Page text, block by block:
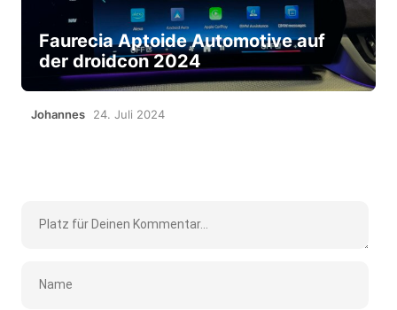
Faurecia Aptoide Automotive auf
der droidcon 2024
Johannes 24. Juli 2024